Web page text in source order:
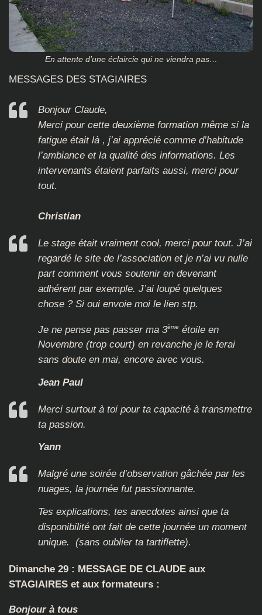
En attente d’une éclaircie qui ne viendra pas…
MESSAGES DES STAGIAIRES
Bonjour Claude,
Merci pour cette deuxième formation même si la
fatigue était là , j’ai apprécié comme d’habitude
l’ambiance et la qualité des informations. Les
intervenants étaient parfaits aussi, merci pour
tout.
Christian
Le stage était vraiment cool, merci pour tout. J’ai
regardé le site de l’association et je n’ai vu nulle
part comment vous soutenir en devenant
adhérent par exemple. J’ai loupé quelques
chose ? Si oui envoie moi le lien stp.
Je ne pense pas passer ma 3ème étoile en
Novembre (trop court) en revanche je le ferai
sans doute en mai, encore avec vous.
Jean Paul
Merci surtout à toi pour ta capacité à transmettre
ta passion.
Yann
Malgré une soirée d’observation gâchée par les
nuages, la journée fut passionnante.
Tes explications, tes anecdotes ainsi que ta
disponibilité ont fait de cette journée un moment
unique. (sans oublier ta tartiflette).
Dimanche 29 : MESSAGE DE CLAUDE aux
STAGIAIRES et aux formateurs :
Bonjour à tous